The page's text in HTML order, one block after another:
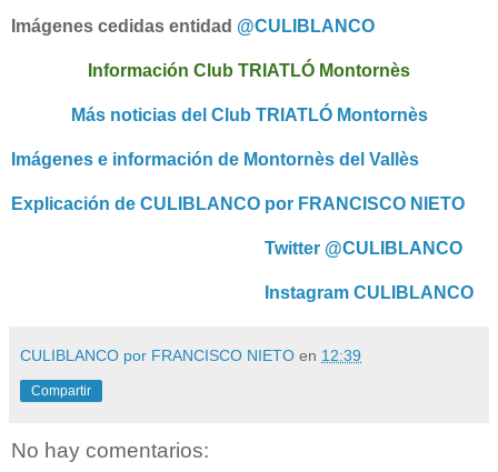
Imágenes cedidas entidad @CULIBLANCO
Información Club TRIATLÓ Montornès
Más noticias del Club TRIATLÓ Montornès
Imágenes e información de Montornès del Vallès
Explicación de CULIBLANCO por FRANCISCO NIETO
Twitter @CULIBLANCO
Instagram CULIBLANCO
CULIBLANCO por FRANCISCO NIETO en 12:39
Compartir
No hay comentarios: